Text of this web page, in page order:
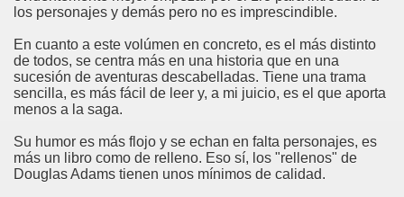
los personajes y demás pero no es imprescindible.
En cuanto a este volúmen en concreto, es el más distinto
de todos, se centra más en una historia que en una
sucesión de aventuras descabelladas. Tiene una trama
sencilla, es más fácil de leer y, a mi juicio, es el que aporta
menos a la saga.
Su humor es más flojo y se echan en falta personajes, es
más un libro como de relleno. Eso sí, los "rellenos" de
Douglas Adams tienen unos mínimos de calidad.